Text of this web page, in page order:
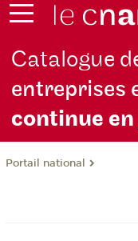
Catalogue
entreprises
continue
Portail national